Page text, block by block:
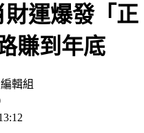
運爆發「正
賺到年底
輯組